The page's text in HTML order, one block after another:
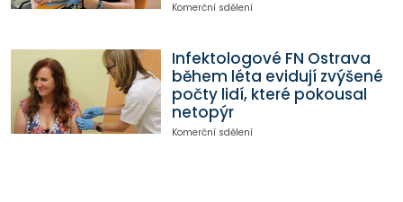
Komerční sdělení
Infektologové FN Ostrava
během léta evidují zvýšené
počty lidí, které pokousal
netopýr
Komerční sdělení